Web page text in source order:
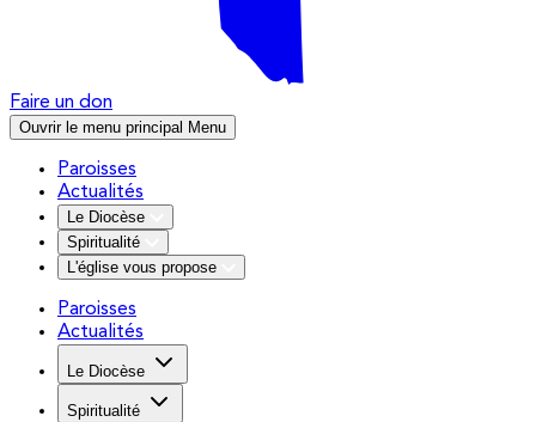
Faire un don
Ouvrir le menu principal Menu
Paroisses
Actualités
Le Diocèse
Spiritualité
L'église vous propose
Paroisses
Actualités
Le Diocèse
Spiritualité